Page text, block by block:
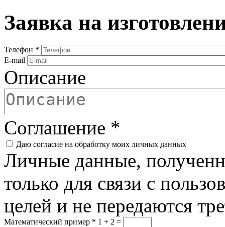
Заявка на
Телефон *
E-mail
Описание
Соглашение *
Даю согласие на обработку моих личных данных
Личные данные,
только для связи с
целей и не передаются
Математический пример * 1 + 2 =